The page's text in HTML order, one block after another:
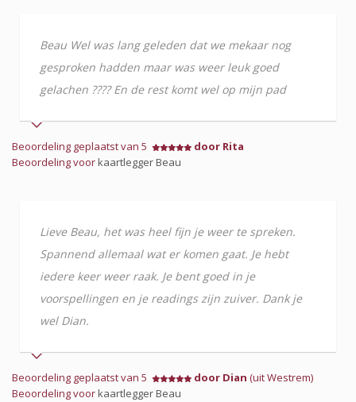
Beau Wel was lang geleden dat we mekaar nog
gesproken hadden maar was weer leuk goed
gelachen ???? En de rest komt wel op mijn pad
Beoordeling geplaatst van 5
door Rita
Beoordeling voorkaartlegger Beau
Lieve Beau, het was heel fijn je weer te spreken.
Spannend allemaal wat er komen gaat. Je hebt
iedere keer weer raak. Je bent goed in je
voorspellingen en je readings zijn zuiver. Dank je
wel Dian.
Beoordeling geplaatst van 5 door Dian (uit Westrem)
Beoordeling voorkaartlegger Beau